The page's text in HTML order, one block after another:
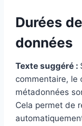
Durées
données
Texte suggéré :
commentaire, le
métadonnées
Cela permet de